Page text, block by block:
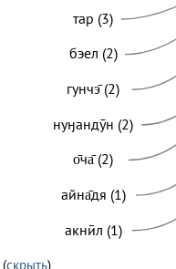
тар (3)
бэел (2)
гунчэ̄ (2)
нуӈандӯн (2)
о̄ча̄ (2)
айна̄дя (1)
акнӣл (1)
(скрыть)